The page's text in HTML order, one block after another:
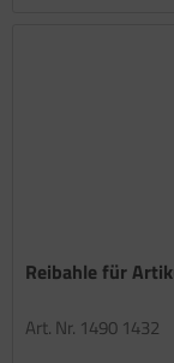
Reibahle für
Art. Nr. 1490 1432